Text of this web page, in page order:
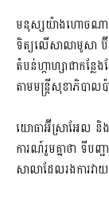
មនុស្សយ៉ាងហោចណាស់៨
ទិត្យលើសាលាមូសា ប៊ី
តំបន់ហ្កាហ្សាជាកន្
តាមមន្ត្រីសុខាភិបាល
យោធាអ៊ីស្រាអែល និងភ្
ការណ៍រួមគ្នាថា ទីប
សាលាដែលរងការវ